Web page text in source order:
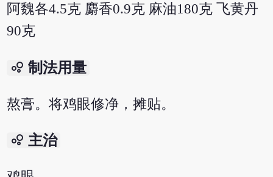
阿魏各4.5克 麝香0.9克 麻油180克 飞黄丹
90克
bubble_chart 制法用量
熬膏。将鸡眼修净，摊贴。
bubble_chart 主治